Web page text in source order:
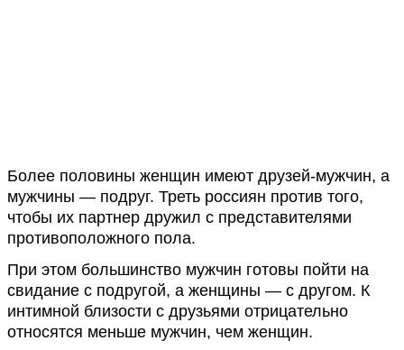
Более половины женщин имеют друзей-мужчин, а
мужчины — подруг. Треть россиян против того,
чтобы их партнер дружил с представителями
противоположного пола.
При этом большинство мужчин готовы пойти на
свидание с подругой, а женщины — с другом. К
интимной близости с друзьями отрицательно
относятся меньше мужчин, чем женщин.